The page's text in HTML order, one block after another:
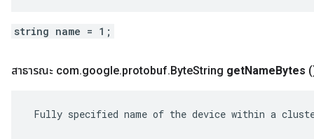
string name = 1;
สาธารณะ com.google.protobuf.ByteString getNameBytes
Fully specified name of the device within a